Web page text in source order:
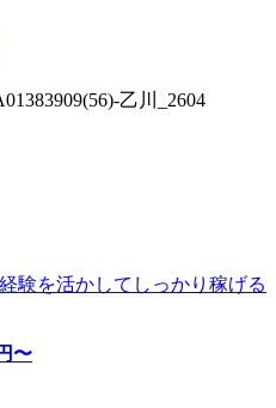
乙川_2604
験を活かしてしっかり稼げる
〜